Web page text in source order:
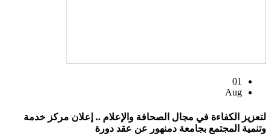
01
Aug
لتعزيز الكفاءة في مجال الصحافة والإعلام .. إعلان مركز خدمة
وتنمية المجتمع بجامعة دمنهور عن عقد دورة